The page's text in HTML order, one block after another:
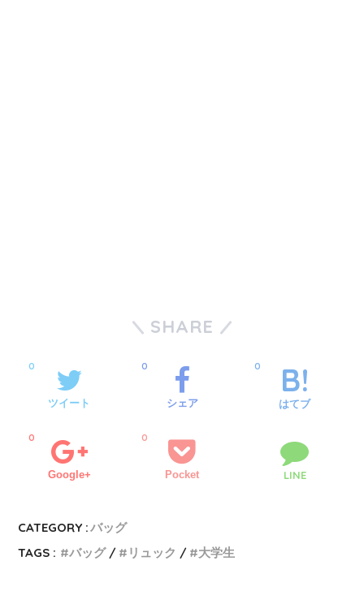
SHARE
ツイート
0
シェア
0
はてブ
0
Google+
0
Pocket
0
LINE
CATEGORY :バッグ
TAGS :
バッグ リュック 大学生